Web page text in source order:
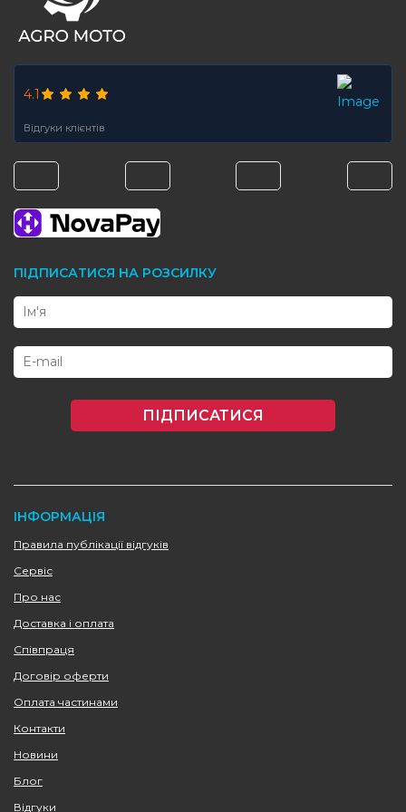
4.1
Відгуки клієнтів
ПІДПИСАТИСЯ НА РОЗСИЛКУ
ПІДПИСАТИСЯ
ІНФОРМАЦІЯ
Правила публікації відгуків
Сервіс
Про нас
Доставка і оплата
Співпраця
Договір оферти
Оплата частинами
Контакти
Новини
Блог
Відгуки